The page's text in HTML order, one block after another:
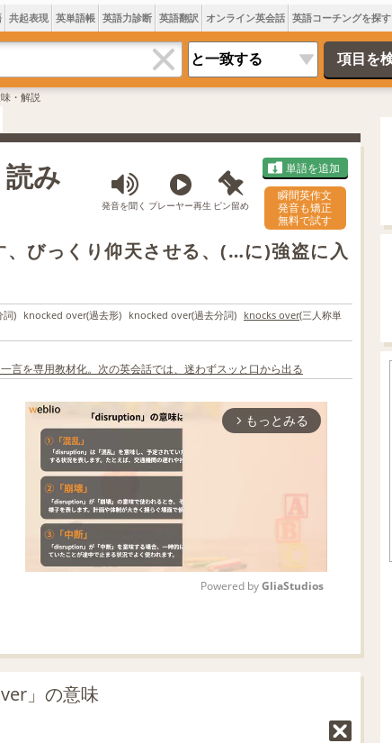
共起表現 英単語帳 英語力診断 英語翻訳 オンライン英会話 英語コーチングを探す
・解説
み
発音を聞く プレーヤー再生 ピン留め
単語を追加
瞬間英作文
発音も矯正
無料で試す
、びっくり仰天させる、(…に)強盗に入
詞) knocked over(過去形) knocked over(過去分詞) knocks over(三人称単
言を専用教材化。次の英会話では、迷わずスッと口から出る
arrow_forward_ios もっとみる
Powered by GliaStudios
」の意味